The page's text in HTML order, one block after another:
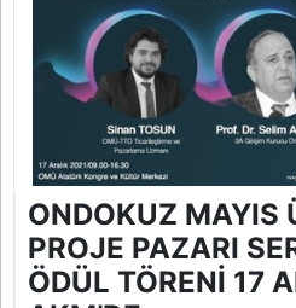
ONDOKUZ MAYIS
PROJE PAZARI
ÖDÜL TÖRENİ 17